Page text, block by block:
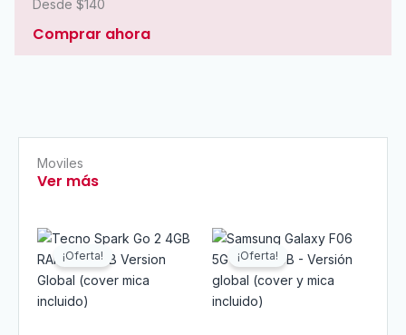
Desde $140
Comprar ahora
Moviles
Ver más
¡Oferta!
El
precio
original
era:
El
actual
¡Oferta!
El
precio
original
era:
$145.00.
El
actual
es: